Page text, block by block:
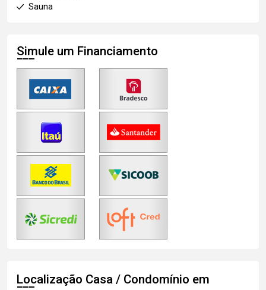
Sauna
Simule um Financiamento
Localização Casa / Condomínio em